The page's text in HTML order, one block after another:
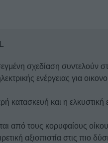
σχεδίαση συντελούν
ενέργειας για
κατασκευή και η ελκυστική
από τους κορυφαίους
αξιοπιστία στις πιο